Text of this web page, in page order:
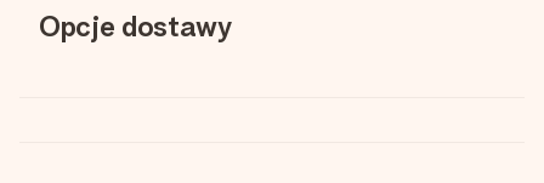
Opcje dostawy